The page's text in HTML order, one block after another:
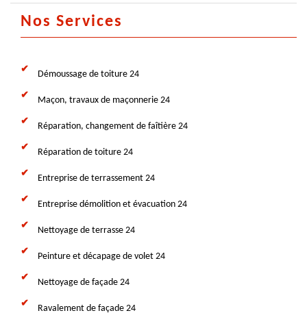
Nos Services
Démoussage de toiture 24
Maçon, travaux de maçonnerie 24
Réparation, changement de faîtière 24
Réparation de toiture 24
Entreprise de terrassement 24
Entreprise démolition et évacuation 24
Nettoyage de terrasse 24
Peinture et décapage de volet 24
Nettoyage de façade 24
Ravalement de façade 24